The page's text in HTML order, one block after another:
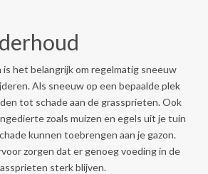
het belangrijk om regelmatig sneeuw
Als sneeuw op een bepaalde plek
tot schade aan de grassprieten. Ook
zoals muizen en egels uit je tuin
kunnen toebrengen aan je gazon.
zorgen dat er genoeg voeding in de
sterk blijven.